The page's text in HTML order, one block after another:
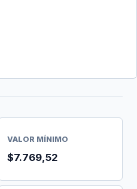
VALOR MÍNIMO
$7.769,52